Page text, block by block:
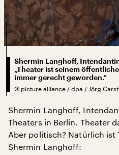
Shermin Langhoff,
„Theater ist seinem
immer gerecht geworden.“
© picture alliance / dpa / Jörg
Shermin Langhoff,
Theaters in Berlin. Theater
Aber politisch? Natürlich ist
Shermin Langhoff: